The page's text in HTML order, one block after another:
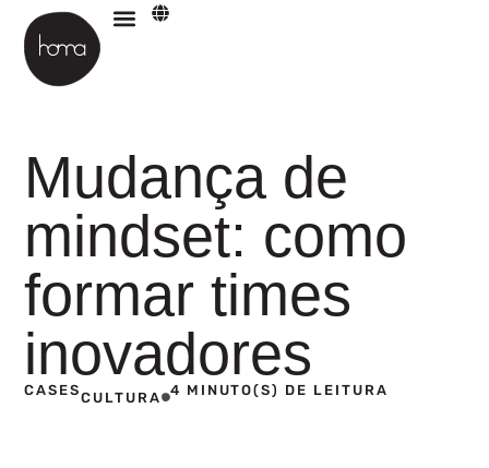
Mudança de
mindset: como
formar times
inovadores
CASESCULTURA 4 MINUTO(S) DE LEITURA